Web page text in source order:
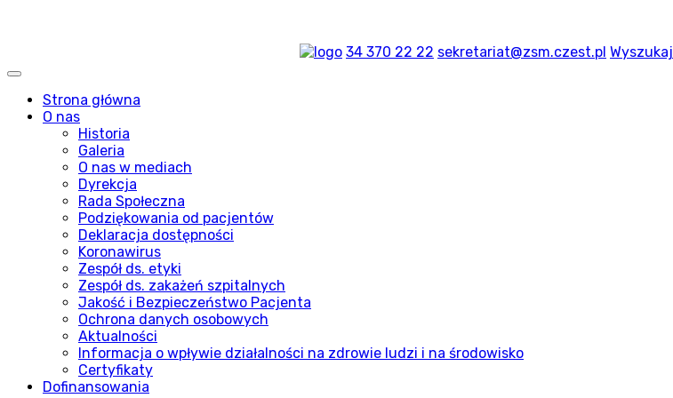
34 370 22 22 sekretariat@zsm.czest.pl Wyszukaj
Strona główna
O nas
Historia
Galeria
O nas w mediach
Dyrekcja
Rada Społeczna
Podziękowania od pacjentów
Deklaracja dostępności
Koronawirus
Zespół ds. etyki
Zespół ds. zakażeń szpitalnych
Jakość i Bezpieczeństwo Pacjenta
Ochrona danych osobowych
Aktualności
Informacja o wpływie działalności na zdrowie ludzi i na środowisko
Certyfikaty
Dofinansowania